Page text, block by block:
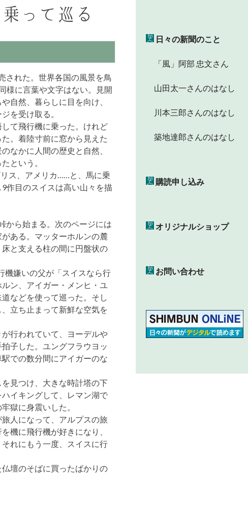
って巡る
れた。世界各国の風景を鳥
様に言葉や文字はない。見開
自然、暮らしに目を向け、
を受け取る。
て飛行機に乗った。けれど
。着陸寸前に窓から見えた
なかに人間の歴史と自然、
という。
ス、アメリカ……と、馬に乗
作目のスイスは高い山々を描
から始まる。次のページには
ある。マッターホルンの麓
と支える柱の間に円盤状の
嫌いの父が「スイスなら行
ン、アイガー・メンヒ・ユ
などを使って巡った。そし
立ち止まって新鮮な空気を
行われていて、ヨーデルや
子した。ユングフラウヨッ
での数分間にアイガーのな
見つけ、大きな時計塔の下
イキングして、レマン湖で
獄に身震いした。
人になって、アルプスの旅
機に飛行機が好きになり、
れにもう一度、スイスに行
壇のそばに買ったばかりの
日々の新聞のこと
「風」阿部 忠文さん
山田太一さんのはなし
川本三郎さんのはなし
築地達郎さんのはなし
購読申し込み
オリジナルショップ
お問い合わせ